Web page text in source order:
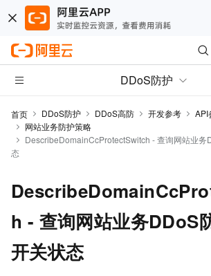
DDoS防护
首页 DDoS防护 DDoS高防 开发参考 API
网站业务防护策略
DescribeDomainCcProtectSwitch - 查询网站业务
态
h - 查询网站业务DDoS
开关状态